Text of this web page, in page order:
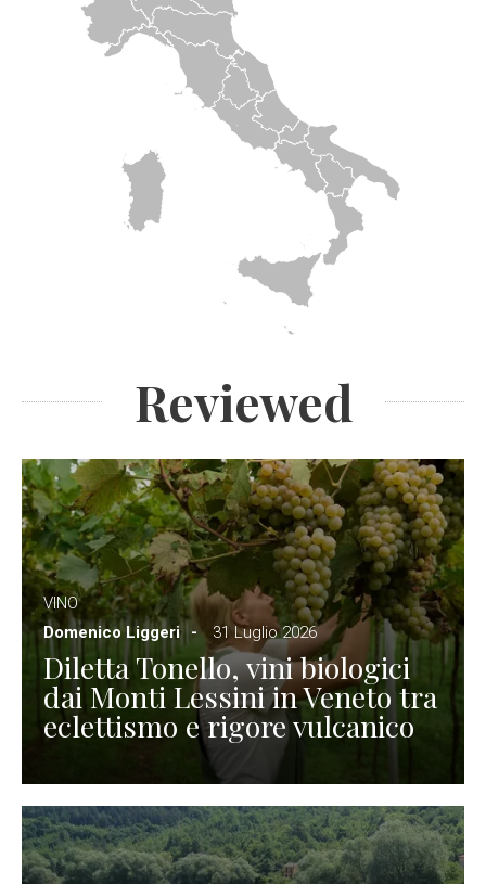
Reviewed
VINO
Domenico Liggeri
31 Luglio 2026
Diletta Tonello, vini biologici
dai Monti Lessini in Veneto tra
eclettismo e rigore vulcanico